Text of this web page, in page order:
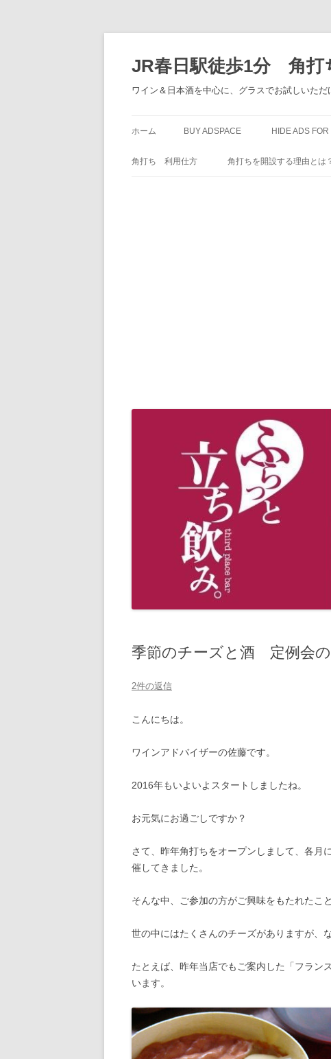
JR春日駅徒歩1分 角
ワイン＆日本酒を中心に、グラスでお試しいた
ホーム BUY ADSPACE HIDE ADS
角打ち 利用仕方 角打ちを開設する理由とは
季節のチーズと酒 定例会
2件の返信
こんにちは。
ワインアドバイザーの佐藤です。
2016年もいよいよスタートしましたね。
お元気にお過ごしですか？
さて、昨年角打ちをオープンしまして、各月
催してきました。
そんな中、ご参加の方がご興味をもたれたこ
世の中にはたくさんのチーズがありますが、
たとえば、昨年当店でもご案内した「フラン
います。